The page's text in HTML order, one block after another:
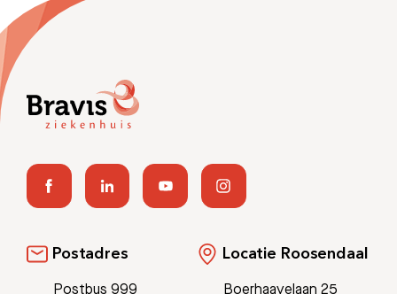
Postadres
Postbus 999
Locatie Roosendaal
Boerhaavelaan 25